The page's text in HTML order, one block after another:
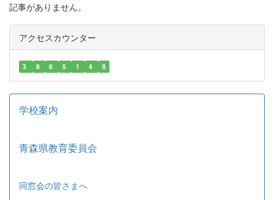
記事がありません。
アクセスカウンター
3 8 8 5 1 4 8
学校案内
青森県教育委員会
同窓会の皆さまへ